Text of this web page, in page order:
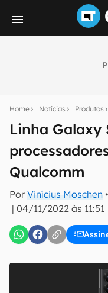
Home Notícias Produtos
Linha Galaxy
Qualcomm
Por Vinícius Moschen
| 04/11/2022 às 11:51
notícias e reviews
mão.
E-mail
Confirmo que li,
Uso e Política de